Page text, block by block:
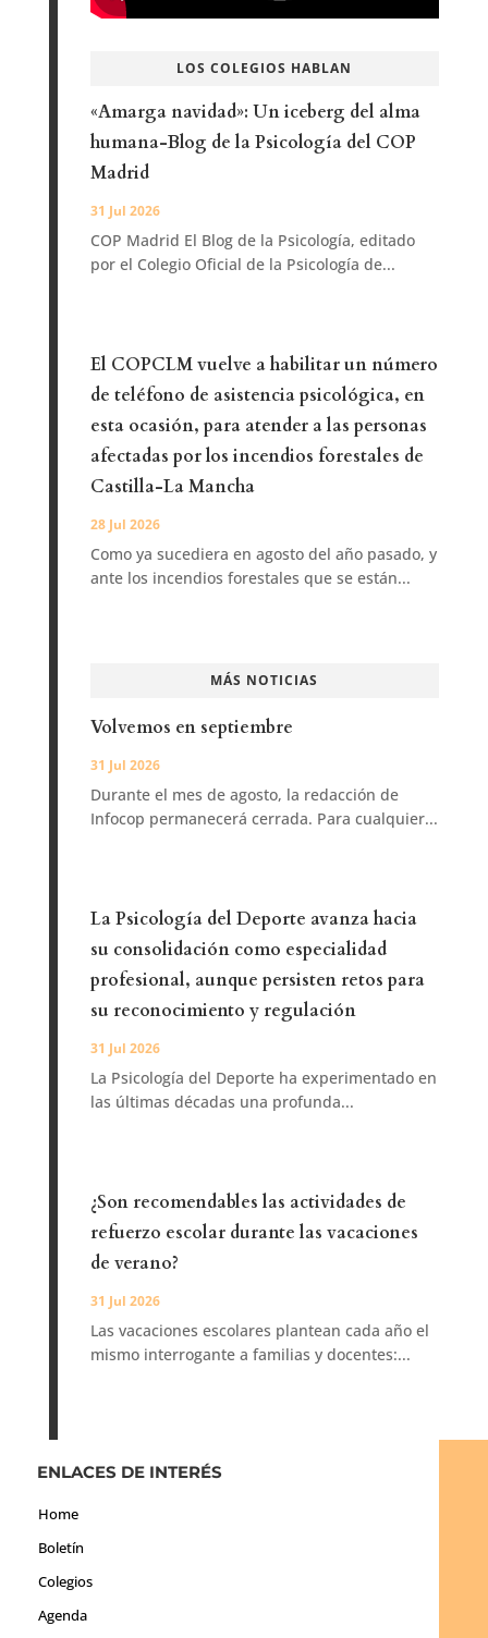
LOS COLEGIOS HABLAN
«Amarga navidad»: Un iceberg del alma
humana-Blog de la Psicología del COP
Madrid
31 Jul 2026
COP Madrid El Blog de la Psicología, editado
por el Colegio Oficial de la Psicología de...
El COPCLM vuelve a habilitar un número
de teléfono de asistencia psicológica, en
esta ocasión, para atender a las personas
afectadas por los incendios forestales de
Castilla-La Mancha
28 Jul 2026
Como ya sucediera en agosto del año pasado, y
ante los incendios forestales que se están...
MÁS NOTICIAS
Volvemos en septiembre
31 Jul 2026
Durante el mes de agosto, la redacción de
Infocop permanecerá cerrada. Para cualquier...
La Psicología del Deporte avanza hacia
su consolidación como especialidad
profesional, aunque persisten retos para
su reconocimiento y regulación
31 Jul 2026
La Psicología del Deporte ha experimentado en
las últimas décadas una profunda...
¿Son recomendables las actividades de
refuerzo escolar durante las vacaciones
de verano?
31 Jul 2026
Las vacaciones escolares plantean cada año el
mismo interrogante a familias y docentes:...
ENLACES DE INTERÉS
Home
Boletín
Colegios
Agenda